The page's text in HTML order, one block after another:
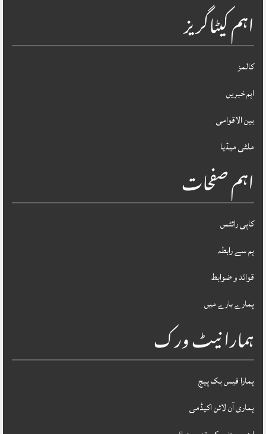
اہم کیٹاگریز
کالمز
اہم خبریں
بین الاقوامی
ملٹی میڈیا
اہم صفحات
کاپی رائٹس
ہم سے رابطہ
قوائد و ضوابط
ہمارے بارے میں
ہمارا نیٹ ورک
ہمارا فیس بک پیج
ہماری آن لائن اکیڈمی